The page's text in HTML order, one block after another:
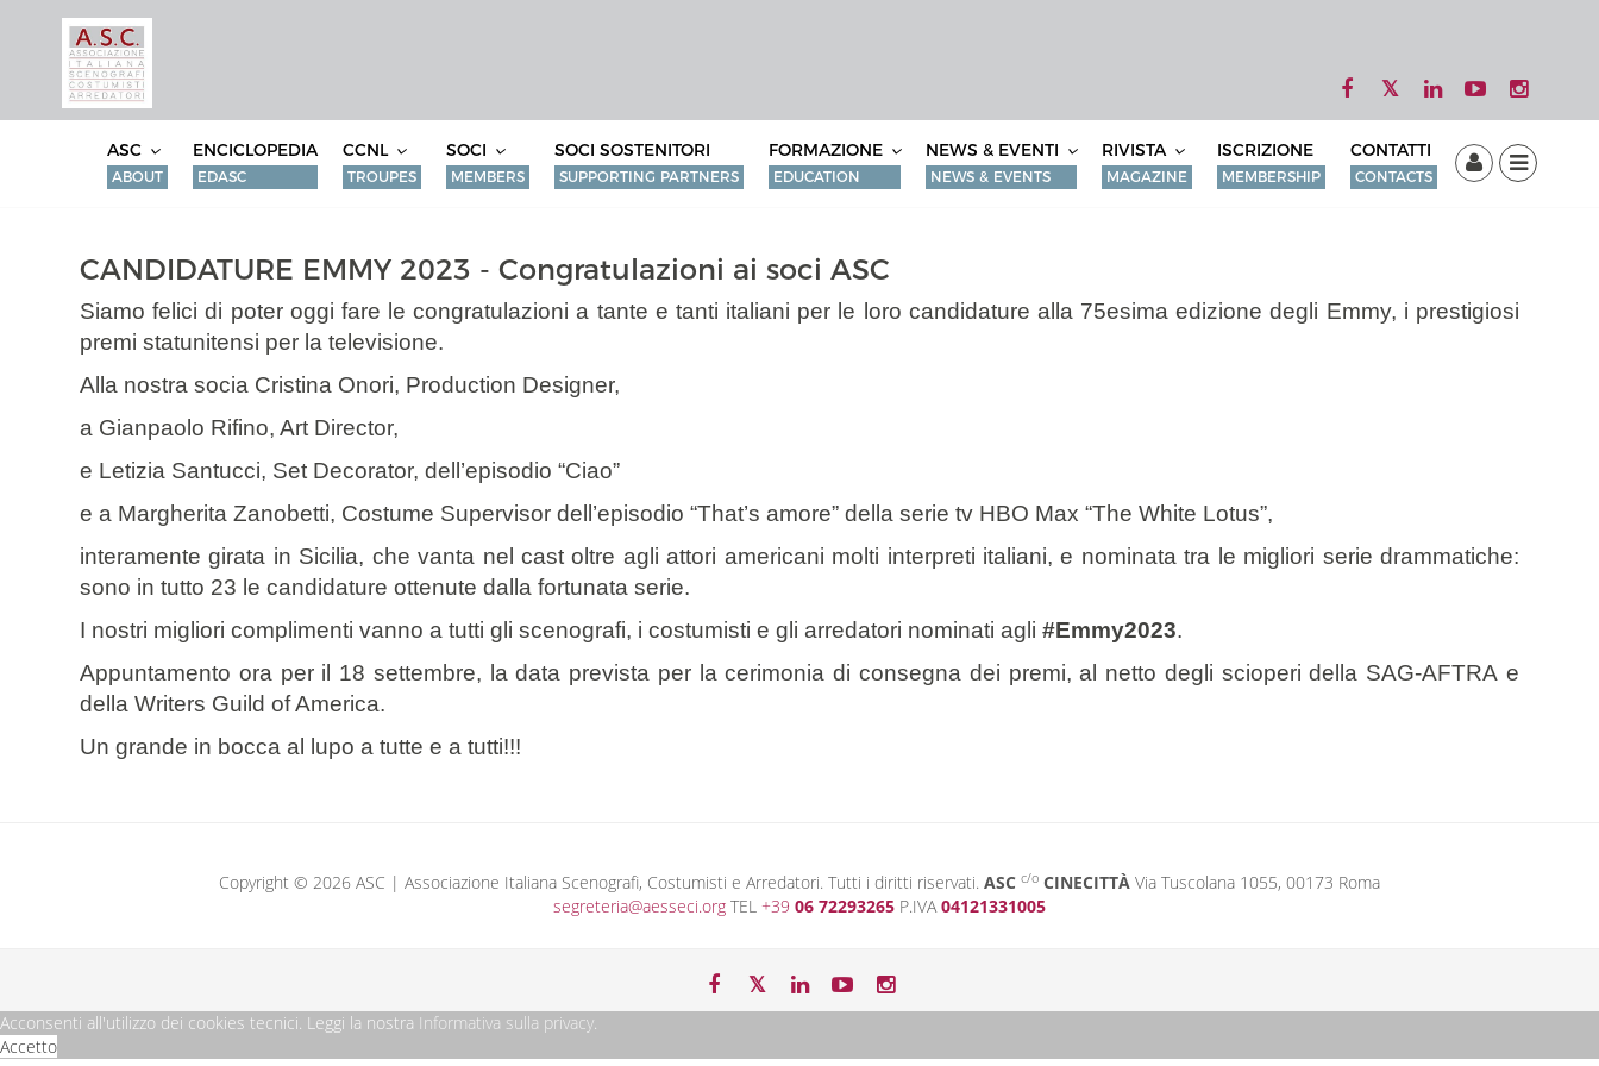
ASC
ABOUT
ENCICLOPEDIA
EDASC
CCNL
TROUPES
SOCI
MEMBERS
SOCI SOSTENITORI
SUPPORTING PARTNERS
FORMAZIONE
EDUCATION
NEWS & EVENTI
NEWS & EVENTS
RIVISTA
MAGAZINE
ISCRIZIONE
MEMBERSHIP
CONTATTI
CONTACTS
CANDIDATURE EMMY 2023 - Congratulazioni ai soci ASC
Siamo felici di poter oggi fare le congratulazioni a tante e tanti italiani per le loro candidature alla 75esima edizione degli Emmy, i prestigiosi
premi statunitensi per la televisione.
Alla nostra socia Cristina Onori, Production Designer,
a Gianpaolo Rifino, Art Director,
e Letizia Santucci, Set Decorator, dell’episodio “Ciao”
e a Margherita Zanobetti, Costume Supervisor dell’episodio “That’s amore” della serie tv HBO Max “The White Lotus”,
interamente girata in Sicilia, che vanta nel cast oltre agli attori americani molti interpreti italiani, e nominata tra le migliori serie drammatiche:
sono in tutto 23 le candidature ottenute dalla fortunata serie.
I nostri migliori complimenti vanno a tutti gli scenografi, i costumisti e gli arredatori nominati agli #Emmy2023.
Appuntamento ora per il 18 settembre, la data prevista per la cerimonia di consegna dei premi, al netto degli scioperi della SAG-AFTRA e
della Writers Guild of America.
Un grande in bocca al lupo a tutte e a tutti!!!
Copyright © 2026 ASC | Associazione Italiana Scenografi, Costumisti e Arredatori. Tutti i diritti riservati. ASC c/o CINECITTÀ Via Tuscolana 1055, 00173 Roma
segreteria@aesseci.org TEL +39 06 72293265 P.IVA04121331005
Acconsenti all'utilizzo dei cookies tecnici. Leggi la nostra Informativa sulla privacy.
Accetto